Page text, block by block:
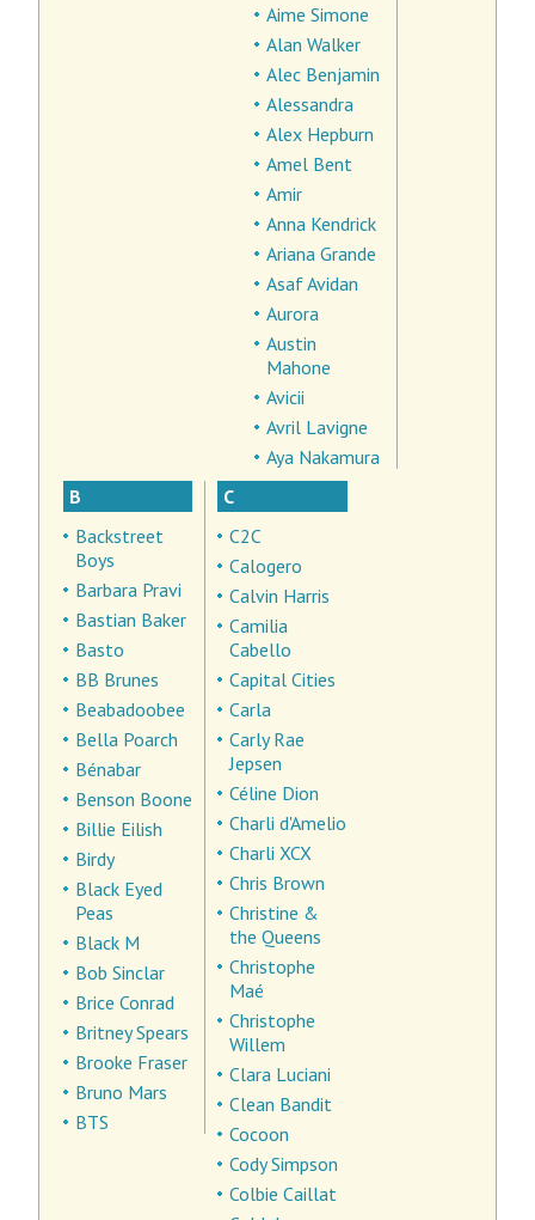
Aime Simone
Alan Walker
Alec Benjamin
Alessandra
Alex Hepburn
Amel Bent
Amir
Anna Kendrick
Ariana Grande
Asaf Avidan
Aurora
Austin
Mahone
Avicii
Avril Lavigne
Aya Nakamura
B
Backstreet
Boys
Barbara Pravi
Bastian Baker
Basto
BB Brunes
Beabadoobee
Bella Poarch
Bénabar
Benson Boone
Billie Eilish
Birdy
Black Eyed
Peas
Black M
Bob Sinclar
Brice Conrad
Britney Spears
Brooke Fraser
Bruno Mars
BTS
C
C2C
Calogero
Calvin Harris
Camilia
Cabello
Capital Cities
Carla
Carly Rae
Jepsen
Céline Dion
Charli d'Amelio
Charli XCX
Chris Brown
Christine &
the Queens
Christophe
Maé
Christophe
Willem
Clara Luciani
Clean Bandit
Cocoon
Cody Simpson
Colbie Caillat